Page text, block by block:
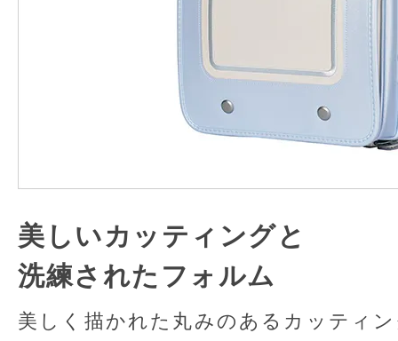
美しいカッティングと
洗練されたフォルム
美しく描かれた丸みのあるカッティ